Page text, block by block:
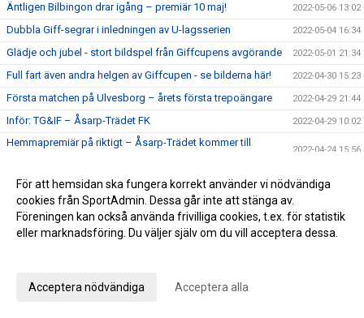
Äntligen Bilbingon drar igång – premiär 10 maj! 2022-05-06 13:02
Dubbla Giff-segrar i inledningen av U-lagsserien 2022-05-04 16:34
Glädje och jubel - stort bildspel från Giffcupens avgörande 2022-05-01 21:34
Full fart även andra helgen av Giffcupen - se bilderna här! 2022-04-30 15:23
Första matchen på Ulvesborg – årets första trepoängare 2022-04-29 21:44
Inför: TG&IF – Åsarp-Trädet FK 2022-04-29 10:02
Hemmapremiär på riktigt – Åsarp-Trädet kommer till
2022-04-24 15:56
Bilder från Giffcupens första helg 2022-04-24 15:50
Inför: Alingsås IF – TG&IF 2022-04-22 13:27
Sent mål räddade en poäng i hemmapremiären 2022-04-15 16:08
Höjdpunkter från premiären mot Holmalunds IF
För att hemsidan ska fungera korrekt använder vi nödvändiga
cookies från SportAdmin. Dessa går inte att stänga av.
Föreningen kan också använda frivilliga cookies, t.ex. för statistik
eller marknadsföring. Du väljer själv om du vill acceptera dessa.
Acceptera nödvändiga Acceptera alla